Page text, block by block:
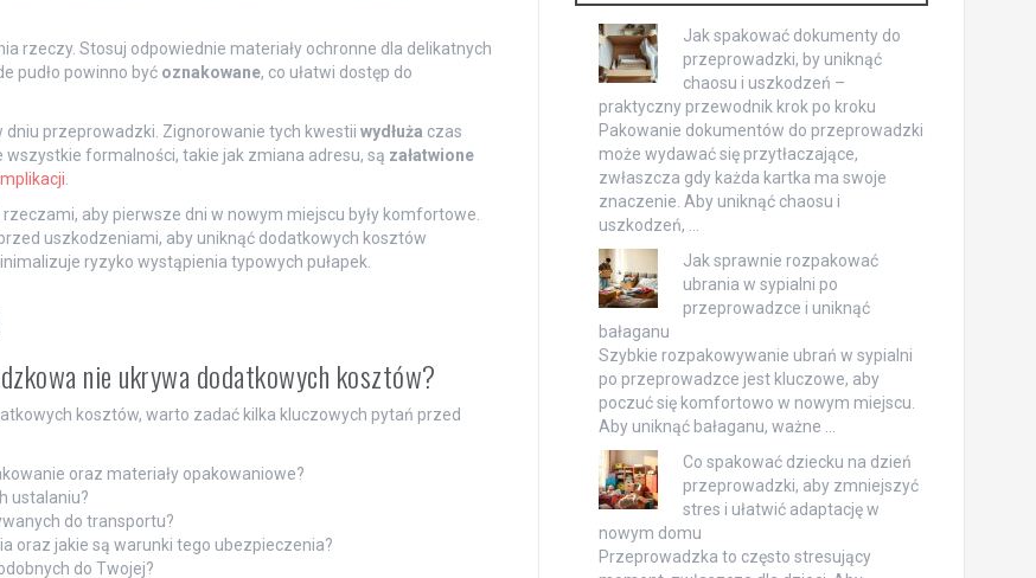
rzeczy. Stosuj odpowiednie materiały ochronne dla delikatnych
pudło powinno być oznakowane, co ułatwi dostęp do
przeprowadzki. Zignorowanie tych kwestii wydłuża czas
formalności, takie jak zmiana adresu, są załatwione
aby pierwsze dni w nowym miejscu były komfortowe.
uszkodzeniami, aby uniknąć dodatkowych kosztów
ryzyko wystąpienia typowych pułapek.
nie ukrywa dodatkowych kosztów?
kosztów, warto zadać kilka kluczowych pytań przed
oraz materiały opakowaniowe?
ustalaniu?
do transportu?
oraz jakie są warunki tego ubezpieczenia?
do Twojej?
Jak spakować dokumenty do
przeprowadzki, by uniknąć
chaosu i uszkodzeń –
praktyczny przewodnik krok po kroku
Pakowanie dokumentów do przeprowadzki
może wydawać się przytłaczające,
zwłaszcza gdy każda kartka ma swoje
znaczenie. Aby uniknąć chaosu i
uszkodzeń, …
Jak sprawnie rozpakować
ubrania w sypialni po
przeprowadzce i uniknąć
bałaganu
Szybkie rozpakowywanie ubrań w sypialni
po przeprowadzce jest kluczowe, aby
poczuć się komfortowo w nowym miejscu.
Aby uniknąć bałaganu, ważne …
Co spakować dziecku na dzień
przeprowadzki, aby zmniejszyć
stres i ułatwić adaptację w
nowym domu
Przeprowadzka to często stresujący